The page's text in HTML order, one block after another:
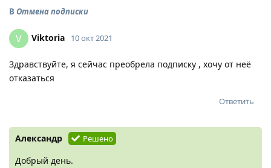
В Отмена подписки
V Viktoria 10 окт 2021
Здравствуйте, я сейчас преобрела подписку , хочу от неё
отказаться
Ответить
Александр Решено
Добрый день.